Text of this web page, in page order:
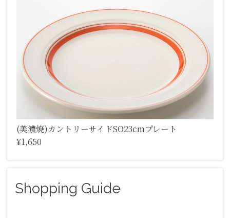
(美濃焼)カントリーサイドSO23cmプレート
¥1,650
Shopping Guide